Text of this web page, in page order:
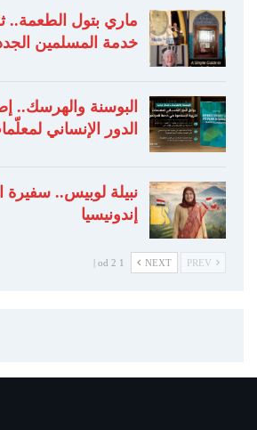
ماري بتول الطعمة..
خدمة المسلمين
البوسنة والهرسك..
الدور الإنساني
نبيلة لوبيس.. سفيرة
إندونيسيا
NEXT
1 od 2 |